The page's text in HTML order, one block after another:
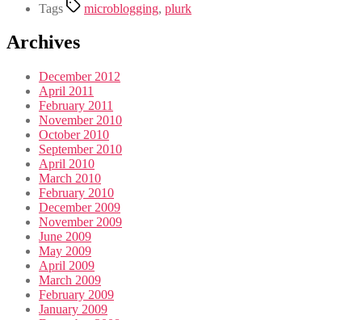
Tags microblogging, plurk
Archives
December 2012
April 2011
February 2011
November 2010
October 2010
September 2010
April 2010
March 2010
February 2010
December 2009
November 2009
June 2009
May 2009
April 2009
March 2009
February 2009
January 2009